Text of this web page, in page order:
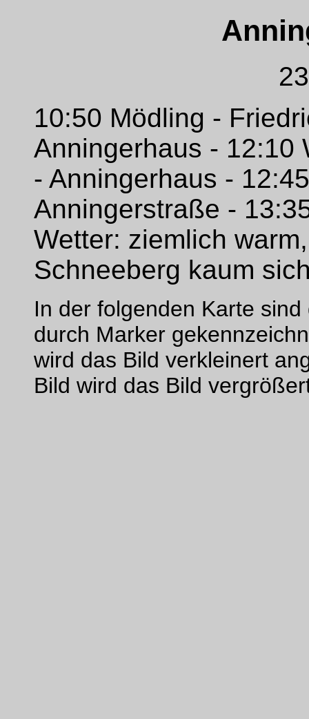
10:50 Mödling -
Anningerhaus - 12:10
- Anningerhaus -
Anningerstraße -
Wetter: ziemlich
Schneeberg kaum
In der folgenden Karte
durch Marker
wird das Bild verkleinert
Bild wird das Bild